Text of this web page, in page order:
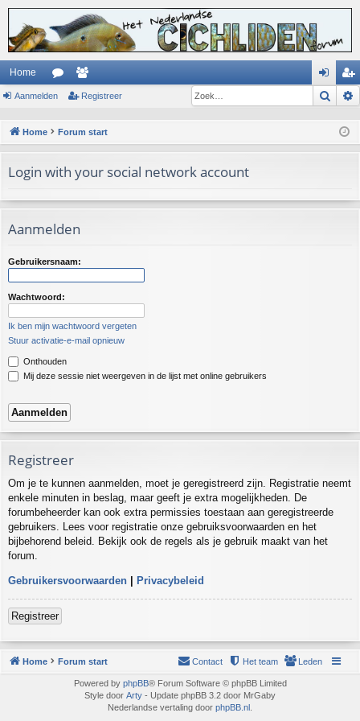
Home
or
m
s
ed an
el
eg
re
Aanmelden Registreer Zoek
Home Forum start
Login with your social network account
Aanmelden
Gebruikersnaam:
Wachtwoord:
Ik ben mijn wachtwoord vergeten
Stuur activatie-e-mail opnieuw
Onthouden
Mij deze sessie niet weergeven in de lijst met online gebruikers
Registreer
Om je te kunnen aanmelden, moet je geregistreerd zijn. Registratie neemt
enkele minuten in beslag, maar geeft je extra mogelijkheden. De
forumbeheerder kan ook extra permissies toestaan aan geregistreerde
gebruikers. Lees voor registratie onze gebruiksvoorwaarden en het
bijbehorend beleid. Bekijk ook de regels als je gebruik maakt van het
forum.
Gebruikersvoorwaarden | Privacybeleid
Registreer
Home Forum start Leden
Het team
Contact
Powered by phpBB® Forum Software © phpBB Limited
Style door Arty - Update phpBB 3.2 door MrGaby
Nederlandse vertaling door phpBB.nl